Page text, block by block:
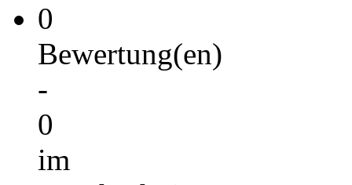
0
Bewertung(en)
-
0
im